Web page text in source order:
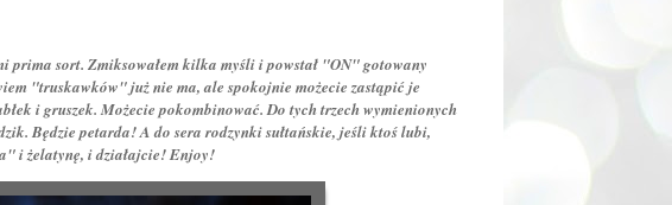
prima sort. Zmiksowałem kilka myśli i powstał "ON" gotowany
"truskawków" już nie ma, ale spokojnie możecie zastąpić je
i gruszek. Możecie pokombinować. Do tych trzech wymienionych
Będzie petarda! A do sera rodzynki sułtańskie, jeśli ktoś lubi,
i żelatynę, i działajcie! Enjoy!